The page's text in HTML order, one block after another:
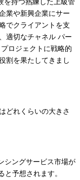
業や新興企業にサー
でクライアントを支
適切なチャネル パー
ロジェクトに戦略的
割を果たしてきまし
どれくらいの大きさ
シングサービス市場が
予想されます。